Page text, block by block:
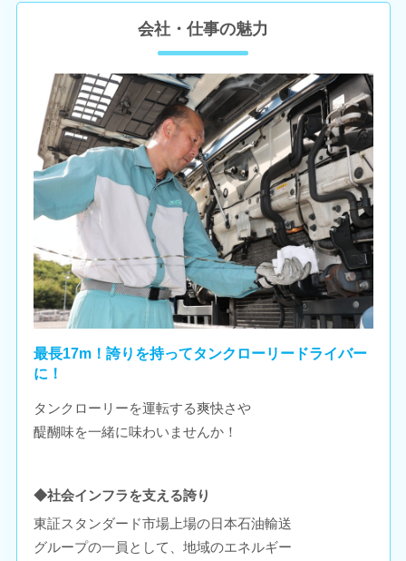
会社・仕事の魅力
最長17m！誇りを持ってタンクローリードライバー
に！
タンクローリーを運転する爽快さや
醍醐味を一緒に味わいませんか！
◆社会インフラを支える誇り
東証スタンダード市場上場の日本石油輸送
グループの一員として、地域のエネルギー